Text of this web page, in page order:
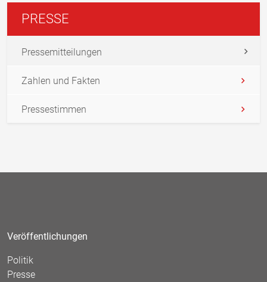
PRESSE
Pressemitteilungen
Zahlen und Fakten
Pressestimmen
Veröffentlichungen
Politik
Presse